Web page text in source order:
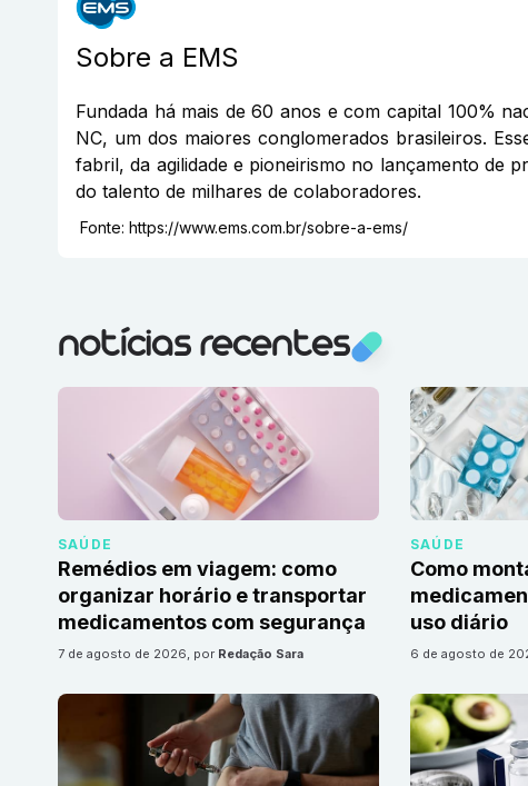
Sobre a EMS
Fundada há mais de 60 anos e com capital 100%
NC, um dos maiores conglomerados brasileiros.
fabril, da agilidade e pioneirismo no lançamento de
do talento de milhares de colaboradores.
Fonte: https://www.ems.com.br/sobre-a-ems/
notícias recentes
SAÚDE
Remédios em viagem: como
organizar horário e transportar
medicamentos com segurança
7 de agosto de 2026, por Redação Sara
SAÚDE
Como
uso diário
6 de agosto de